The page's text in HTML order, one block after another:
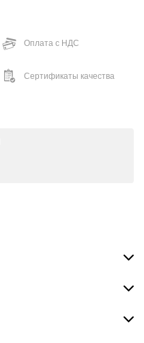
Оплата с НДС
Сертификаты качества